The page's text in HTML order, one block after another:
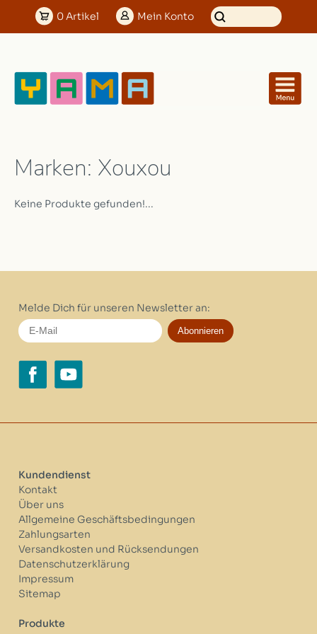
0Artikel Mein Konto
Marken: Xouxou
Keine Produkte gefunden!...
Melde Dich für unseren Newsletter an:
Abonnieren
Kundendienst
Kontakt
Über uns
Allgemeine Geschäftsbedingungen
Zahlungsarten
Versandkosten und Rücksendungen
Datenschutzerklärung
Impressum
Sitemap
Produkte